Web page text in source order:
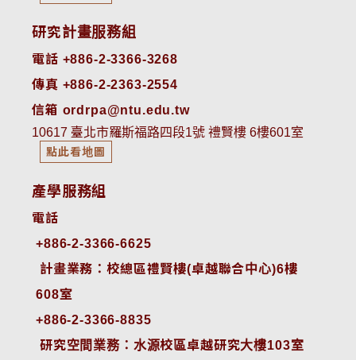
研究計畫服務組
電話 +886-2-3366-3268
傳真 +886-2-2363-2554
信箱 ordrpa@ntu.edu.tw
10617 臺北市羅斯福路四段1號 禮賢樓 6樓601室
點此看地圖
產學服務組
電話
+886-2-3366-6625
計畫業務：校總區禮賢樓(卓越聯合中心)6樓
608室
+886-2-3366-8835
研究空間業務：水源校區卓越研究大樓103室